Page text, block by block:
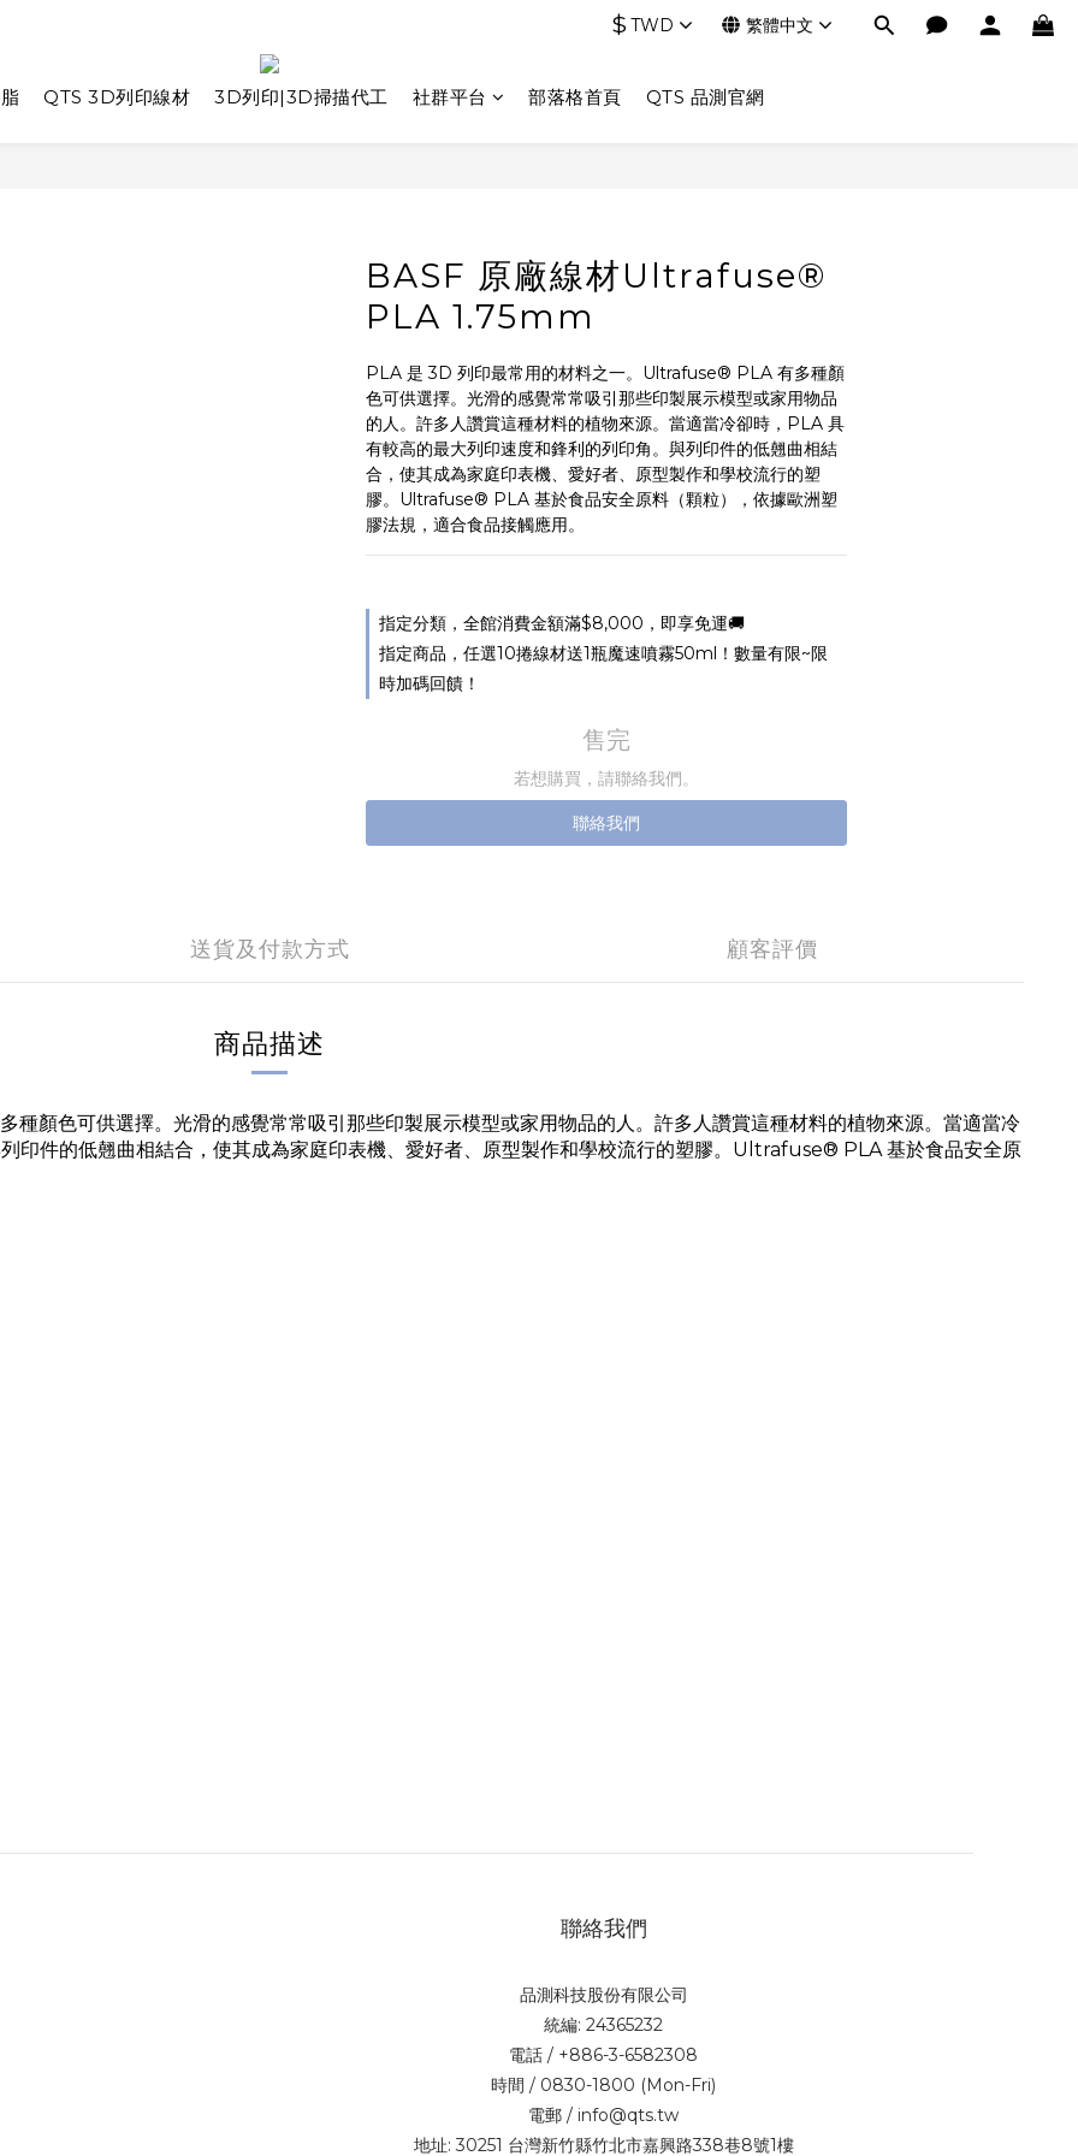
$ TWD 繁體中文
QTS 3D列印線材 3D列印|3D掃描代工 社群平台 部落格首頁 QTS 品測官網
BASF 原廠線材Ultrafuse®
PLA 1.75mm
PLA 是 3D 列印最常用的材料之一。Ultrafuse® PLA 有多種顏
色可供選擇。光滑的感覺常常吸引那些印製展示模型或家用物品
的人。許多人讚賞這種材料的植物來源。當適當冷卻時，PLA 具
有較高的最大列印速度和鋒利的列印角。與列印件的低翹曲相結
合，使其成為家庭印表機、愛好者、原型製作和學校流行的塑
膠。Ultrafuse® PLA 基於食品安全原料（顆粒），依據歐洲塑
膠法規，適合食品接觸應用。
指定分類，全館消費金額滿$8,000，即享免運🚚
指定商品，任選10捲線材送1瓶魔速噴霧50ml！數量有限~限
時加碼回饋！
售完
若想購買，請聯絡我們。
聯絡我們
送貨及付款方式 顧客評價
商品描述
顏色可供選擇。光滑的感覺常常吸引那些印製展示模型或家用物品的人。許多人讚賞這種材料的植物來源。當適當冷
印件的低翹曲相結合，使其成為家庭印表機、愛好者、原型製作和學校流行的塑膠。Ultrafuse® PLA 基於食品安全原
聯絡我們
品測科技股份有限公司
統編: 24365232
電話 / +886-3-6582308
時間 / 0830-1800 (Mon-Fri)
電郵 / info@qts.tw
地址: 30251 台灣新竹縣竹北市嘉興路338巷8號1樓